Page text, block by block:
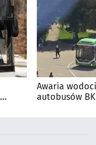
Awaria
autobusów